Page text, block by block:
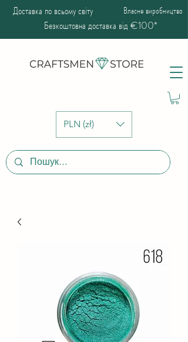
PLN (zł)
Доставка по всьому світу Власне виробництво
Безкоштовна доставка від €100*